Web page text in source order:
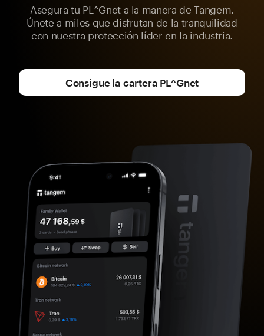
Asegura tu PL^Gnet a la manera de Tangem.
Únete a miles que disfrutan de la tranquilidad
con nuestra protección líder en la industria.
Consigue la cartera PL^Gnet